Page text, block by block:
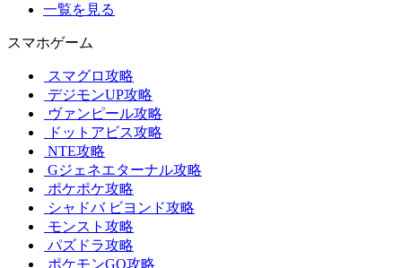
一覧を見る
スマホゲーム
スマグロ攻略
デジモンUP攻略
ヴァンピール攻略
ドットアビス攻略
NTE攻略
Gジェネエターナル攻略
ポケポケ攻略
シャドバ ビヨンド攻略
モンスト攻略
パズドラ攻略
ポケモンGO攻略